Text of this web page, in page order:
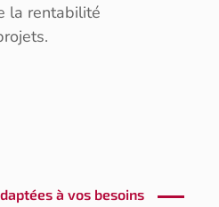
la rentabilité
à vos besoins